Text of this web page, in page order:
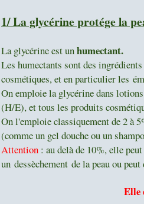
1/ La glycérine protége la
La glycérine est unhumectant.
Les humectants sont des ingrédients
cosmétiques, et en particulier les
On emploie la glycérine dans
(H/E), et tous les produits
On l'emploie classiquement de 2 à
(comme un gel douche ou un
Attention : au delà de 10%, elle
un dessèchement de la peau ou
Elle